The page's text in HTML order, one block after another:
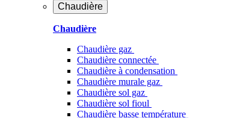
Chaudière
Chaudière
Chaudière gaz
Chaudière connectée
Chaudière à condensation
Chaudière murale gaz
Chaudière sol gaz
Chaudière sol fioul
Chaudière basse température